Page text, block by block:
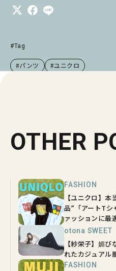
#Tag
#パンツ #ユニクロ
OTHER
FASHION
【ユニクロ】
品”「アートTシ
ァッションに最
otona SWEET
【紗栄子】媚
れたカジュアル
FASHION